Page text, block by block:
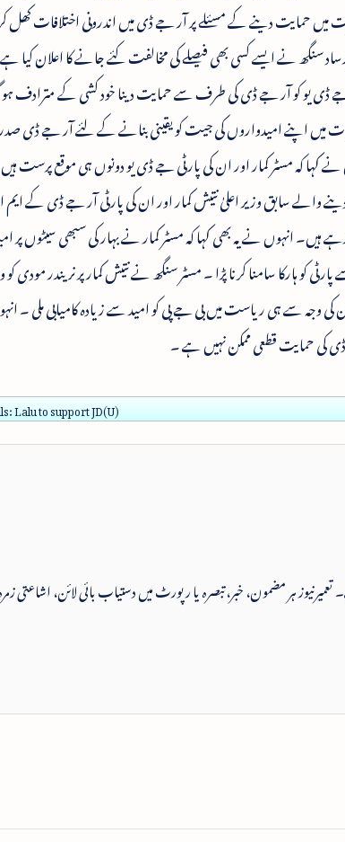
میں حمایت دینے کے مسئلے پر آر جے ڈی میں اندرونی اختلافات کھل
سنگھ نے ایسے کسی بھی فیصلے کی مخالفت کئے جانے کا اعلان کیا
ڈی یو کو آر جے ڈی کی طرف سے حمایت دینا خود کشی کے مترادف
میں اپنے امیدواروں کی جیت کو یقینی بنانے کے لئے آر جے ڈی صدر
کہ مسٹر کمار اور ان کی پارٹی جے ڈی یو دونوں ہی موقع پرست
والے سابق وزیر اعلیٰ نتیش کمار اور ان کی پارٹی آر جے ڈی کے
ہیں۔ انہوں نے یہ بھی کہا کہ مسٹر کمار نے بہار کی سبھی سیٹوں پر
ہارکا سامنا کرنا پڑا ۔ مسٹر سنگھ نے نتیش کمار پر نریندر مودی
وجہ سے ہی ریاست میں بی جے پی کو امید سے زیادہ کامیابی ملی ۔
کی حمایت قطعی ممکن نہیں ہے ۔
Lalu to support JD(U)
تعمیرنیوز ہر مضمون، خبر، تبصرہ یا رپورٹ میں دستیاب بائی لائن، اشاعتی